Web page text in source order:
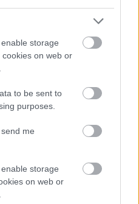
storage
on web or
to be sent to
purposes.
me
storage
on web or
VOLT ILYEN ALACSONY AZ
emelkedtek éves
miközben az élelmiszerek ára